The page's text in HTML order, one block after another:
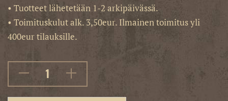
• Tuotteet lähetetään 1-2 arkipäivässä.
• Toimituskulut alk. 3,50eur. Ilmainen toimitus yli
400eur tilauksille.